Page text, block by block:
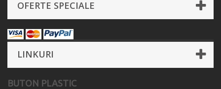
OFERTE SPECIALE
LINKURI
BUTON PLASTIC